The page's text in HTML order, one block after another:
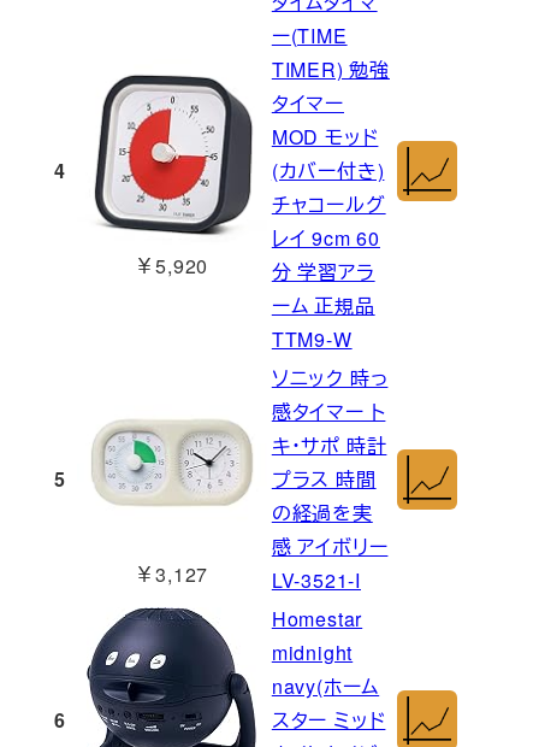
4
￥5,920
ー(TIME
TIMER) 勉強
タイマー
MOD モッド
(カバー付き)
チャコールグ
レイ 9cm 60
分 学習アラ
ーム 正規品
TTM9-W
5
￥3,127
ソニック 時っ
感タイマー ト
キ・サポ 時計
プラス 時間
の経過を実
感 アイボリー
LV-3521-I
6
Homestar
midnight
navy(ホーム
スター ミッド